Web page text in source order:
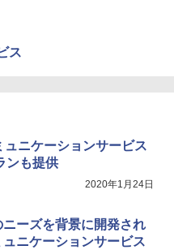
ス
ニケーションサービス
ンも提供
2020年1月24日
ーズを背景に開発され
ニケーションサービス